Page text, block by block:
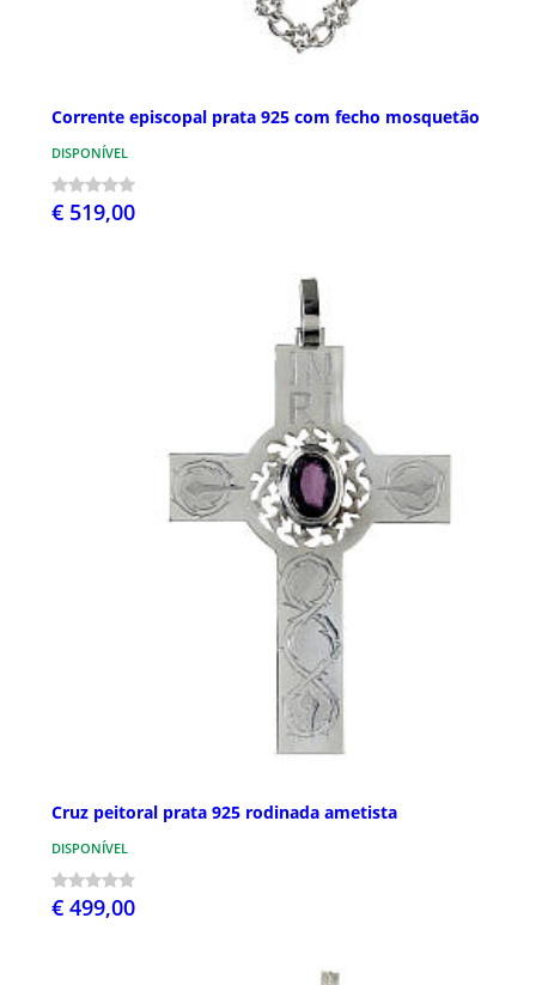
Corrente episcopal prata 925 com fecho mosquetão
DISPONÍVEL
€ 519,00
Cruz peitoral prata 925 rodinada ametista
DISPONÍVEL
€ 499,00